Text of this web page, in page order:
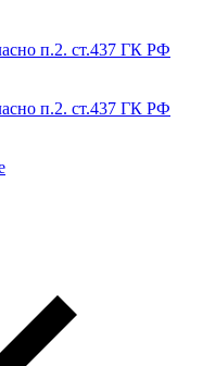
п.2. ст.437 ГК РФ
п.2. ст.437 ГК РФ